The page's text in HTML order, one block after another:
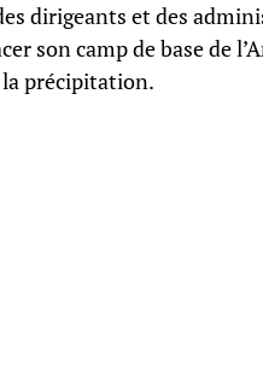
dirigeants et des
son camp de base de
la précipitation.